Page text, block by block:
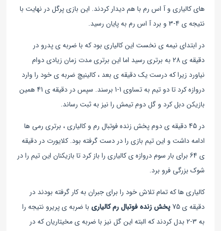
های کالیاری و آ اس رم با هم دیدار کردند. این بازی پرگل در نهایت با
نتیجه ی 4-3 و برد آ اس رم به پایان رسید.
در ابتدای نیمه ی نخست این کالیاری بود که با ضربه ی پدرو در
دقیقه ی 28 به برتری رسید اما این برتری مدت زمان زیادی دوام
نیاورد زیرا که درست یک دقیقه ی بعد ، کالینیچ ضربه ی خود را وارد
دروازه کرد تا دو تیم به تساوی 1-1 برسند. سپس در دقیقه ی 41 همین
بازیکن دبل کرد و گل دوم تیمش را نیز به ثبت رساند.
در 45 دقیقه ی دوم پخش زنده فوتبال رم و کالیاری ، برتری رمی ها
ادامه داشت و این تیم بازی را در دست گرفته بود. کلایورت در دقیقه
ی 64 برای بار سوم دروازه ی کالیاری را باز کرد تا بازیکنان این تیم را در
شوک بزرگی فرو برد.
کالیاری ها که تمام تلاش خود را برای جبران به کار گرفته بودند در
دقیقه ی 75
پخش زنده فوتبال رم کالیاری با ضربه ی پریرو نتیجه را
به 3-2 بدل کردند که البته این گل نیز با ضربه ی مخیتاریان که در